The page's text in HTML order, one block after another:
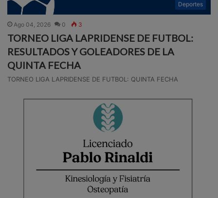
Deportes
Ago 04, 2026 0 3
TORNEO LIGA LAPRIDENSE DE FUTBOL:
RESULTADOS Y GOLEADORES DE LA
QUINTA FECHA
TORNEO LIGA LAPRIDENSE DE FUTBOL: QUINTA FECHA